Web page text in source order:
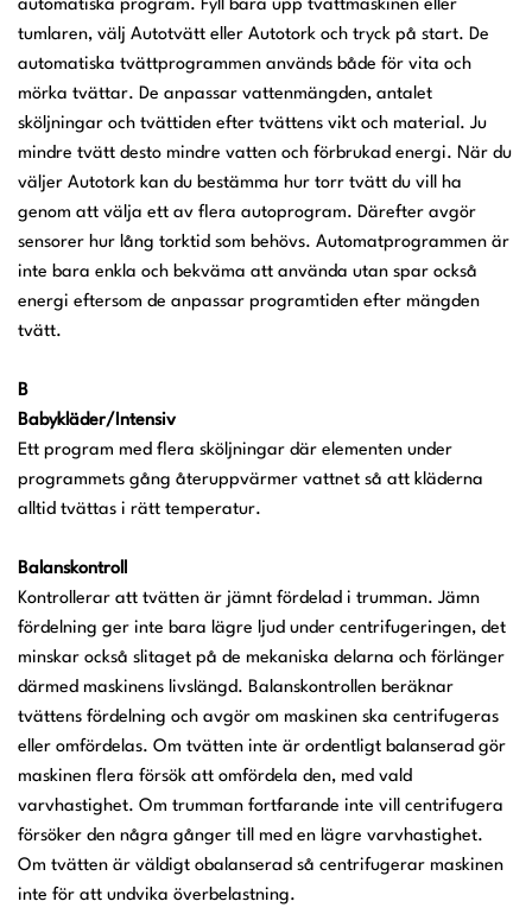
automatiska program. Fyll bara upp tvättmaskinen eller
tumlaren, välj Autotvätt eller Autotork och tryck på start. De
automatiska tvättprogrammen används både för vita och
mörka tvättar. De anpassar vattenmängden, antalet
sköljningar och tvättiden efter tvättens vikt och material. Ju
mindre tvätt desto mindre vatten och förbrukad energi. När du
väljer Autotork kan du bestämma hur torr tvätt du vill ha
genom att välja ett av flera autoprogram. Därefter avgör
sensorer hur lång torktid som behövs. Automatprogrammen är
inte bara enkla och bekväma att använda utan spar också
energi eftersom de anpassar programtiden efter mängden
tvätt.
B
Babykläder/Intensiv
Ett program med flera sköljningar där elementen under
programmets gång återuppvärmer vattnet så att kläderna
alltid tvättas i rätt temperatur.
Balanskontroll
Kontrollerar att tvätten är jämnt fördelad i trumman. Jämn
fördelning ger inte bara lägre ljud under centrifugeringen, det
minskar också slitaget på de mekaniska delarna och förlänger
därmed maskinens livslängd. Balanskontrollen beräknar
tvättens fördelning och avgör om maskinen ska centrifugeras
eller omfördelas. Om tvätten inte är ordentligt balanserad gör
maskinen flera försök att omfördela den, med vald
varvhastighet. Om trumman fortfarande inte vill centrifugera
försöker den några gånger till med en lägre varvhastighet.
Om tvätten är väldigt obalanserad så centrifugerar maskinen
inte för att undvika överbelastning.